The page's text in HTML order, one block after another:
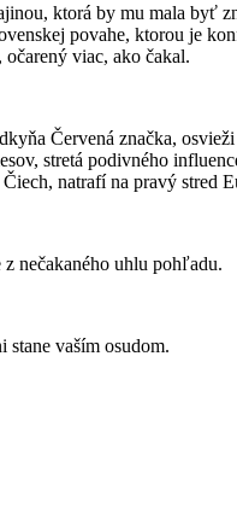
ktorá by mu mala
povahe, ktorou je
viac, ako čakal.
Červená značka,
stretá podivného
natrafí na pravý stred
nečakaného uhlu pohľadu.
stane vaším osudom.